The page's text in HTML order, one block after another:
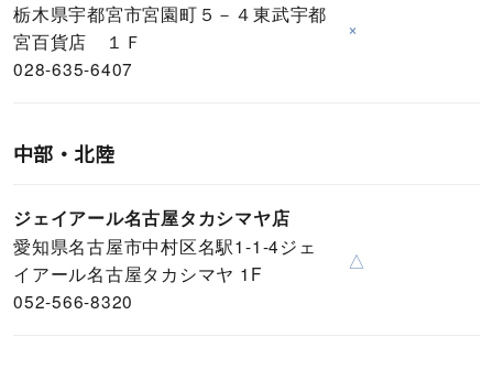
栃木県宇都宮市宮園町５－４東武宇都
宮百貨店 １Ｆ
028-635-6407
×
中部・北陸
ジェイアール名古屋タカシマヤ店
愛知県名古屋市中村区名駅1-1-4ジェ
イアール名古屋タカシマヤ 1F
052-566-8320
△